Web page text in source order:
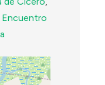
Encuentro